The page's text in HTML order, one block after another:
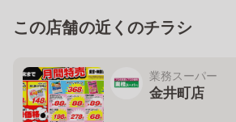
この店舗の近くのチラシ
業務スーパー
金井町店